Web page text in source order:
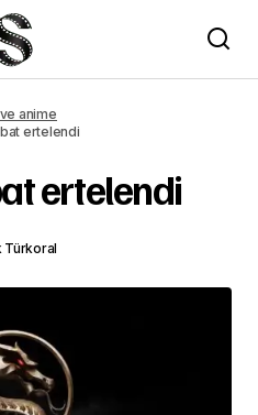
anime
ertelendi
ertelendi
Türkoral